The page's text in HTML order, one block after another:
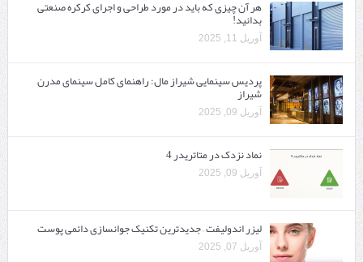
هر آن چیزی که باید در مورد طراحی و اجرای کرکره صنعتی
بدانید!
آوریل 11, 2025
پردیس سینمایی شیراز مال: راهنمای کامل سینمای مدرن
شیراز
آوریل 09, 2025
نماد نزدک در متاتریدر 4
آوریل 09, 2025
لیزر اندولیفت – جدیدترین تکنیک جوانسازی دائمی پوست
آوریل 07, 2025